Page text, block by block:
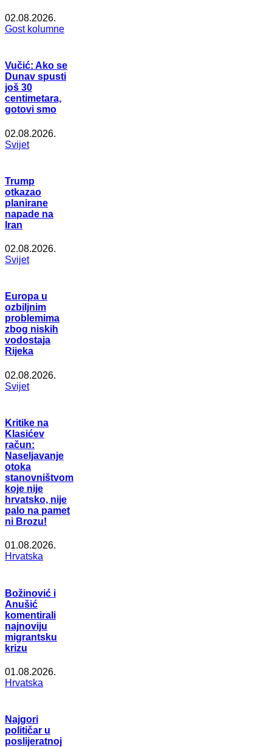
02.08.2026.
Gost kolumne
Vučić: Ako se
Dunav spusti
još 30
centimetara,
gotovi smo
02.08.2026.
Svijet
Trump
otkazao
planirane
napade na
Iran
02.08.2026.
Svijet
Europa u
ozbiljnim
problemima
zbog niskih
vodostaja
Rijeka
02.08.2026.
Svijet
Kritike na
Klasićev
račun:
Naseljavanje
otoka
stanovništvom
koje nije
hrvatsko, nije
palo na pamet
ni Brozu!
01.08.2026.
Hrvatska
Božinović i
Anušić
komentirali
najnoviju
migrantsku
krizu
01.08.2026.
Hrvatska
Najgori
političar u
poslijeratnoj